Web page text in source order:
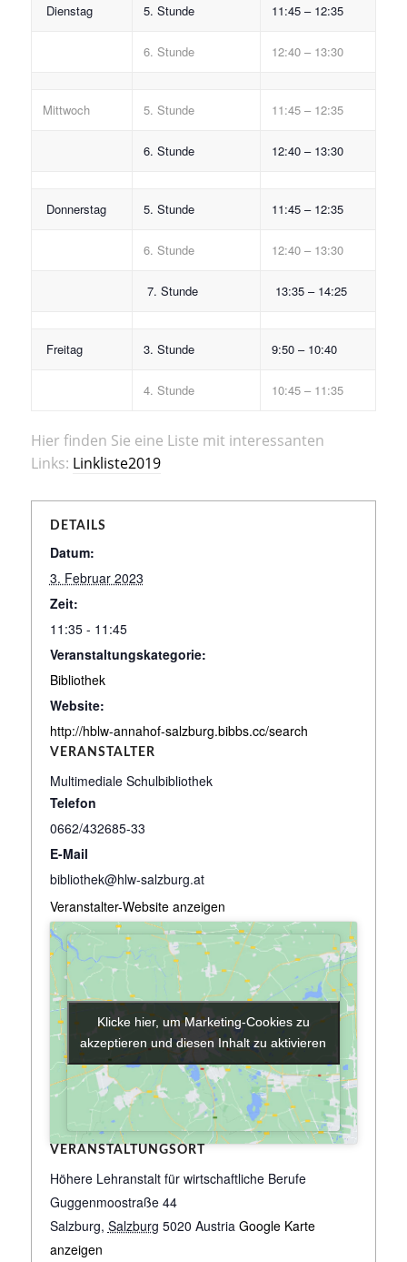
Dienstag 5. Stunde 11:45 – 12:35
6. Stunde 12:40 – 13:30
Mittwoch 5. Stunde 11:45 – 12:35
6. Stunde 12:40 – 13:30
Donnerstag 5. Stunde 11:45 – 12:35
6. Stunde 12:40 – 13:30
7. Stunde 13:35 – 14:25
Freitag 3. Stunde 9:50 – 10:40
4. Stunde 10:45 – 11:35
Hier finden Sie eine Liste mit interessanten
Links: Linkliste2019
DETAILS
Datum:
3. Februar 2023
Zeit:
11:35 - 11:45
Veranstaltungskategorie:
Bibliothek
Website:
http://hblw-annahof-salzburg.bibbs.cc/search
VERANSTALTER
Multimediale Schulbibliothek
Telefon
0662/432685-33
E-Mail
bibliothek@hlw-salzburg.at
Veranstalter-Website anzeigen
VERANSTALTUNGSORT
Höhere Lehranstalt für wirtschaftliche Berufe
Guggenmoostraße 44
Salzburg, Salzburg 5020 Austria Google Karte
anzeigen
Klicke hier, um Marketing-Cookies zu
akzeptieren und diesen Inhalt zu aktivieren
Klicke hier, um Marketing-Cookies zu
akzeptieren und diesen Inhalt zu aktivieren